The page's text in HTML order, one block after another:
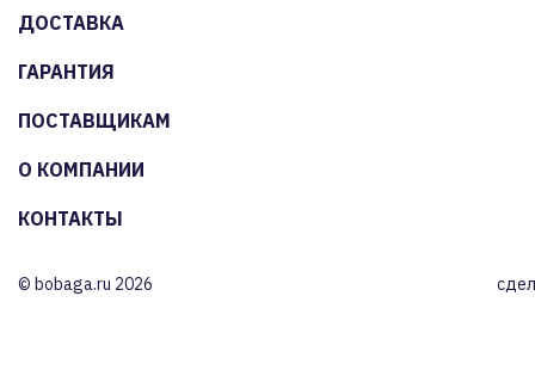
ДОСТАВКА
ГАРАНТИЯ
ПОСТАВЩИКАМ
О КОМПАНИИ
КОНТАКТЫ
© bobaga.ru 2026